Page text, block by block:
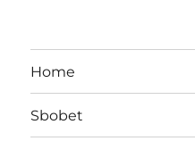
Home
Sbobet